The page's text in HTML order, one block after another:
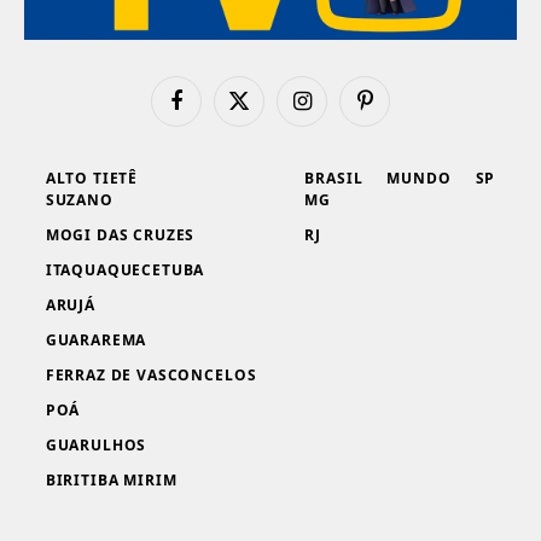
FacebookX
InstagramPinterest
ALTO TIETÊ
SUZANO
MOGI DAS CRUZES
ITAQUAQUECETUBA
ARUJÁ
GUARAREMA
FERRAZ DE VASCONCELOS
POÁ
GUARULHOS
BIRITIBA MIRIM
BRASIL
MG
RJ
MUNDO SP